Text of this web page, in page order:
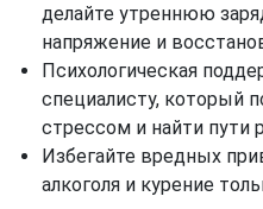
делайте утреннюю
напряжение и
Психологическая
специалисту, который
стрессом и найти пути
Избегайте вредных
алкоголя и курение